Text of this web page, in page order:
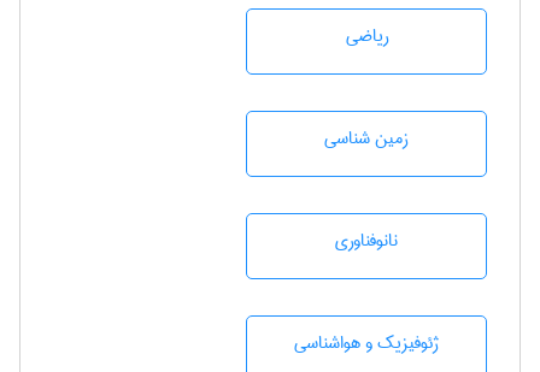
رياضی
زمين شناسی
نانوفناوری
ژئوفيزيك و هواشناسی